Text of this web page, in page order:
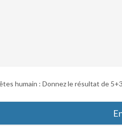
humain : Donnez le résultat de